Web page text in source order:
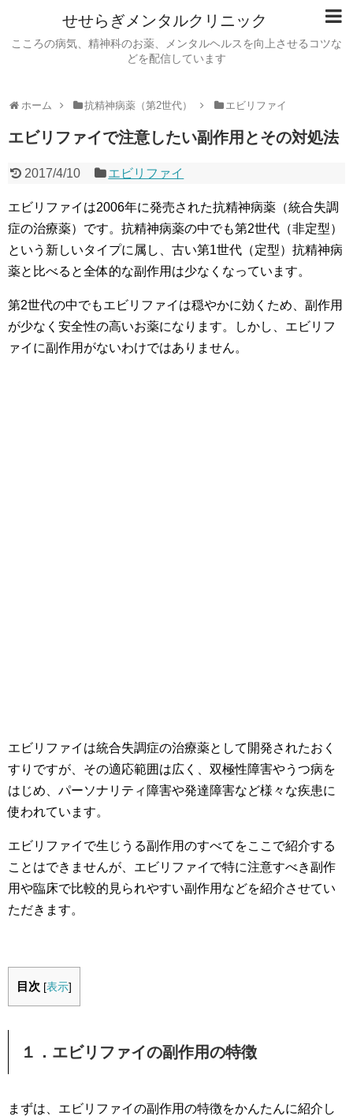
せせらぎメンタルクリニック
こころの病気、精神科のお薬、メンタルヘルスを向上させるコツな
どを配信しています
ホーム 抗精神病薬（第2世代） エビリファイ
エビリファイで注意したい副作用とその対処法
2017/4/10 エビリファイ
エビリファイは2006年に発売された抗精神病薬（統合失調
症の治療薬）です。抗精神病薬の中でも第2世代（非定型）
という新しいタイプに属し、古い第1世代（定型）抗精神病
薬と比べると全体的な副作用は少なくなっています。
第2世代の中でもエビリファイは穏やかに効くため、副作用
が少なく安全性の高いお薬になります。しかし、エビリフ
ァイに副作用がないわけではありません。
エビリファイは統合失調症の治療薬として開発されたおく
すりですが、その適応範囲は広く、双極性障害やうつ病を
はじめ、パーソナリティ障害や発達障害など様々な疾患に
使われています。
エビリファイで生じうる副作用のすべてをここで紹介する
ことはできませんが、エビリファイで特に注意すべき副作
用や臨床で比較的見られやすい副作用などを紹介させてい
ただきます。
目次 [表示]
１．エビリファイの副作用の特徴
まずは、エビリファイの副作用の特徴をかんたんに紹介し